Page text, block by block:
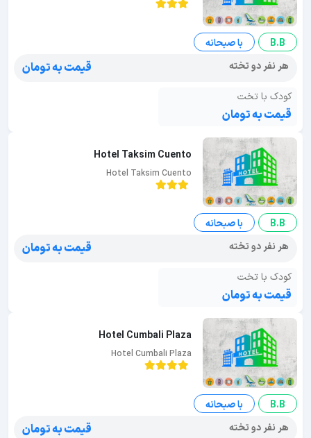
B.B
با صبحانه
هر نفر دو تخته
قیمت به تومان
کودک با تخت
قیمت به تومان
Hotel Taksim Cuento
Hotel Taksim Cuento
B.B
با صبحانه
هر نفر دو تخته
قیمت به تومان
کودک با تخت
قیمت به تومان
Hotel Cumbali Plaza
Hotel Cumbali Plaza
B.B
با صبحانه
هر نفر دو تخته
قیمت به تومان